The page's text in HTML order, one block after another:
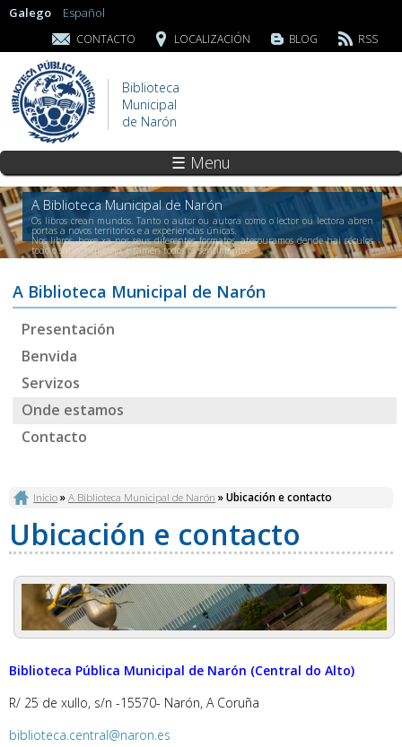
Galego Español
CONTACTO LOCALIZACIÓN BLOG RSS
Biblioteca
Municipal
de Narón
☰ Menu
A Biblioteca Municipal de Narón
Os libros crean mundos. Tanto o autor ou autora como o lector ou lectora abren
portas a novos territorios e a experiencias únicas.
Nos libros, hoxe xa nos seus diferentes formatos, atesouramos dende hai séculos
todo o saber humano, e tamén todos os sentimentos.
A Biblioteca Municipal de Narón
Presentación
Benvida
Servizos
Onde estamos
Contacto
Vostede está aquí
Inicio»A Biblioteca Municipal de Narón » Ubicación e contacto
Ubicación e contacto
Biblioteca Pública Municipal de Narón (Central do Alto)
R/ 25 de xullo, s/n -15570- Narón, A Coruña
biblioteca.central@naron.es